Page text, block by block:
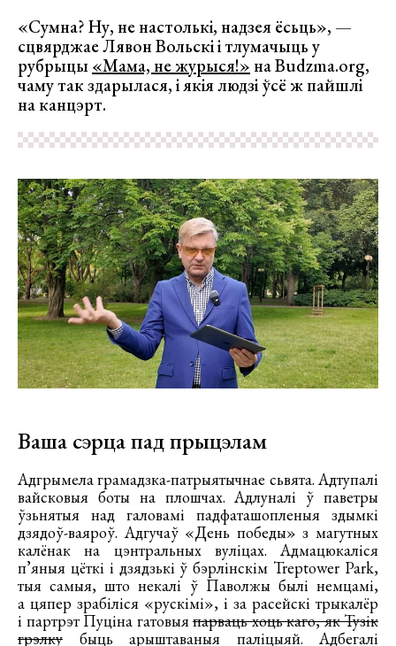
«Сумна? Ну, не настолькі, надзея ёсьць», —
сцвярджае Лявон Вольскі і тлумачыць у
рубрыцы«Мама, не журыся!» на Budzma.org,
чаму так здарылася, і якія людзі ўсё ж пайшлі
на канцэрт.
Ваша сэрца пад прыцэлам
Адгрымела грамадзка-патрыятычнае сьвята. Адтупалі
вайсковыя боты на плошчах. Адлуналі ў паветры
ўзьнятыя над галовамі падфаташопленыя здымкі
дзядоў-ваяроў. Адгучаў «День победы» з магутных
калёнак на цэнтральных вуліцах. Адмацюкаліся
п’яныя цёткі і дзядзькі ў бэрлінскім Treptower Park,
тыя самыя, што некалі ў Паволжы былі немцамі,
а цяпер зрабіліся «рускімі», і за расейскі трыкалёр
і партрэт Пуціна гатовыяпарваць хоць каго, як Тузік
грэлку быць арыштаваныя паліцыяй. Адбегалі